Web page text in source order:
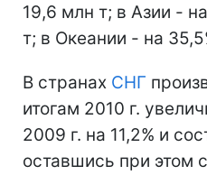
19,6 млн т; в Азии -
т; в Океании - на
В странах СНГ
итогам 2010 г.
2009 г. на 11,2% и
оставшись при этом